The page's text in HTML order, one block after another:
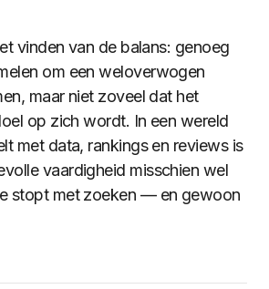
vinden van de balans: genoeg
om een weloverwogen
maar niet zoveel dat het
op zich wordt. In een wereld
met data, rankings en reviews is
vaardigheid misschien wel
stopt met zoeken — en gewoon